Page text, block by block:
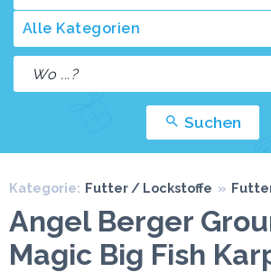
Alle Kategorien
Suchen
Kategorie: Futter / Lockstoffe »
Angel Berger
Magic Big Fish